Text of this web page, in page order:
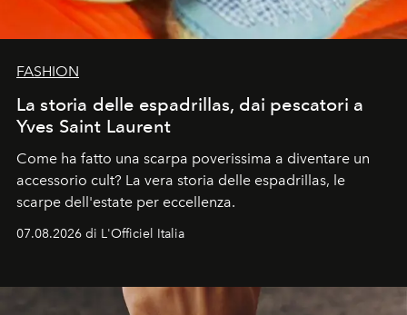
FASHION
La storia delle espadrillas, dai pescatori a
Yves Saint Laurent
Come ha fatto una scarpa poverissima a diventare un
accessorio cult? La vera storia delle espadrillas, le
scarpe dell'estate per eccellenza.
07.08.2026 di L'Officiel Italia